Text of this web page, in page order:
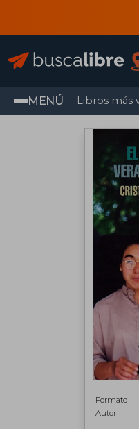
MENÚ Libros más
Formato
Autor